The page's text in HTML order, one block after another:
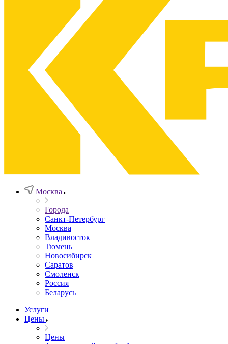
Москва
Города
Санкт-Петербург
Москва
Владивосток
Тюмень
Новосибирск
Саратов
Смоленск
Россия
Беларусь
Услуги
Цены
Цены